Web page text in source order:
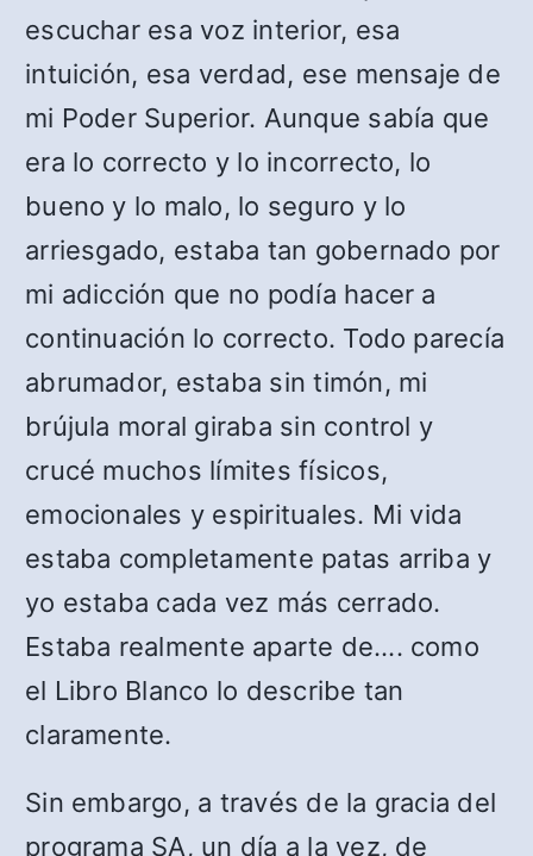
escuchar esa voz interior, esa
intuición, esa verdad, ese mensaje de
mi Poder Superior. Aunque sabía que
era lo correcto y lo incorrecto, lo
bueno y lo malo, lo seguro y lo
arriesgado, estaba tan gobernado por
mi adicción que no podía hacer a
continuación lo correcto. Todo parecía
abrumador, estaba sin timón, mi
brújula moral giraba sin control y
crucé muchos límites físicos,
emocionales y espirituales. Mi vida
estaba completamente patas arriba y
yo estaba cada vez más cerrado.
Estaba realmente aparte de…. como
el Libro Blanco lo describe tan
claramente.
Sin embargo, a través de la gracia del
programa SA, un día a la vez, de